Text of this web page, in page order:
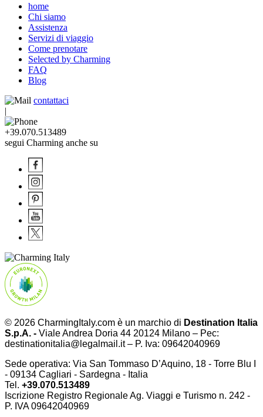
home
Chi siamo
Assistenza
Servizi di viaggio
Come prenotare
Selected by Charming
FAQ
Blog
contattaci
|
+39.070.513489
segui Charming anche su
© 2026 CharmingItaly.com è un marchio di Destination Italia
S.p.A. - Viale Andrea Doria 44 20124 Milano – Pec:
destinationitalia@legalmail.it – P. Iva: 09642040969
Sede operativa: Via San Tommaso D’Aquino, 18 - Torre Blu I
- 09134 Cagliari - Sardegna - Italia
Tel. +39.070.513489
Iscrizione Registro Regionale Ag. Viaggi e Turismo n. 242 -
P. IVA09642040969